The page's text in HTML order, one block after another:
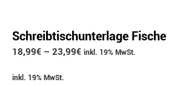
Schreibtischunterlage Fische
18,99€ – 23,99€ inkl. 19% MwSt.
inkl. 19% MwSt.